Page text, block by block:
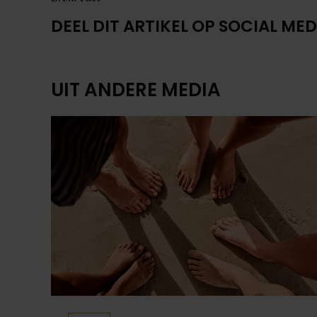
DEEL DIT ARTIKEL OP SOCIAL
UIT ANDERE MEDIA